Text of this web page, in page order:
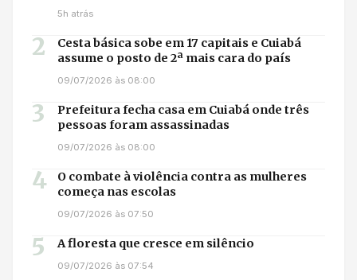
5h atrás
2
Cesta básica sobe em 17 capitais e Cuiabá
assume o posto de 2ª mais cara do país
09/07/2026 às 08:00
3
Prefeitura fecha casa em Cuiabá onde três
pessoas foram assassinadas
09/07/2026 às 08:00
4
O combate à violência contra as mulheres
começa nas escolas
09/07/2026 às 07:50
5 A floresta que cresce em silêncio
09/07/2026 às 07:54